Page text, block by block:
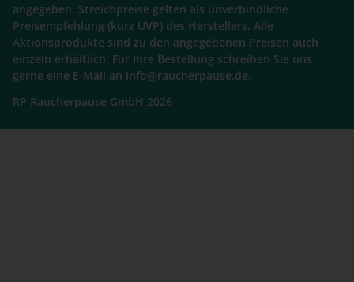
angegeben. Streichpreise gelten als unverbindliche
Preisempfehlung (kurz UVP) des Herstellers. Alle
Aktionsprodukte sind zu den angegebenen Preisen auch
einzeln erhältlich. Für Ihre Bestellung schreiben Sie uns
gerne eine E-Mail an info@raucherpause.de.
RP Raucherpause GmbH 2026